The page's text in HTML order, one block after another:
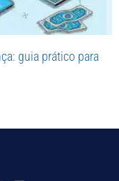
guia prático para